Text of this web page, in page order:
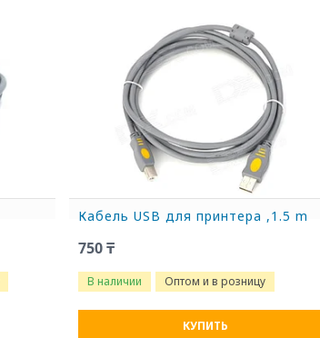
Кабель USB для принтера ,1.5 m
750 ₸
В наличии Оптом и в розницу
КУПИТЬ